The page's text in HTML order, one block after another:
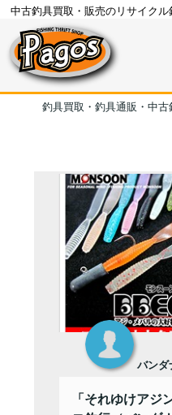
中古釣具買取・販売のリサイク
釣具買取・釣具通販・中
バンダ
「それゆけアジ